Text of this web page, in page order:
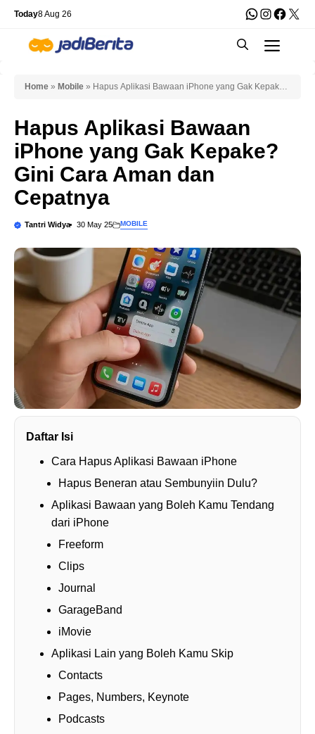
Skip
content
Today8 Aug 26 WhatsApp
X
Home » Mobile » Hapus Aplikasi Bawaan iPhone yang Gak Kepake?
Hapus Aplikasi Bawaan
iPhone yang Gak Kepake?
Gini Cara Aman dan
Cepatnya
Tantri Widya 30 May 25 MOBILE
Daftar Isi
Cara Hapus Aplikasi Bawaan iPhone
Hapus Beneran atau Sembunyiin Dulu?
Aplikasi Bawaan yang Boleh Kamu Tendang
dari iPhone
Freeform
Clips
Journal
GarageBand
iMovie
Aplikasi Lain yang Boleh Kamu Skip
Contacts
Pages, Numbers, Keynote
Podcasts